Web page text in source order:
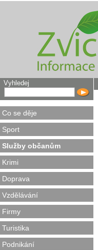
Vyhledej
Co se děje
Sport
Služby občanům
Krimi
Doprava
Vzdělávání
Firmy
Turistika
Podnikání